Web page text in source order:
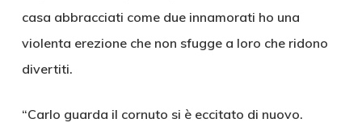
casa abbracciati come due innamorati ho una
violenta erezione che non sfugge a loro che ridono
divertiti.
“Carlo guarda il cornuto si è eccitato di nuovo.